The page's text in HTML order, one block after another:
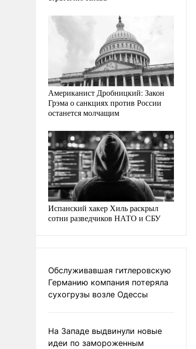
Американист Дробницкий: Закон
Грэма о санкциях против России
останется молчащим
Испанский хакер Хиль раскрыл
сотни разведчиков НАТО и СБУ
Обслуживавшая гитлеровскую
Германию компания потеряла
сухогрузы возле Одессы
На Западе выдвинули новые
идеи по замороженным